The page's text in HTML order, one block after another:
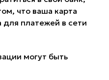
что ваша карта
для платежей в сети
могут быть